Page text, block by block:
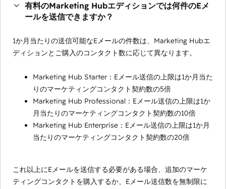
有料のMarketing Hubエディションでは何件のEメ
ールを送信できますか？
1か月当たりの送信可能なEメールの件数は、Marketing Hubエ
ディションとご購入のコンタクト数に応じて異なります。
Marketing Hub Starter：Eメール送信の上限は1か月当た
りのマーケティングコンタクト契約数の5倍
Marketing Hub Professional：Eメール送信の上限は1か
月当たりのマーケティングコンタクト契約数の10倍
Marketing Hub Enterprise：Eメール送信の上限は1か月
当たりのマーケティングコンタクト契約数の20倍
これ以上にEメールを送信する必要がある場合、追加のマーケ
ティングコンタクトを購入するか、Eメール送信数を無制限に